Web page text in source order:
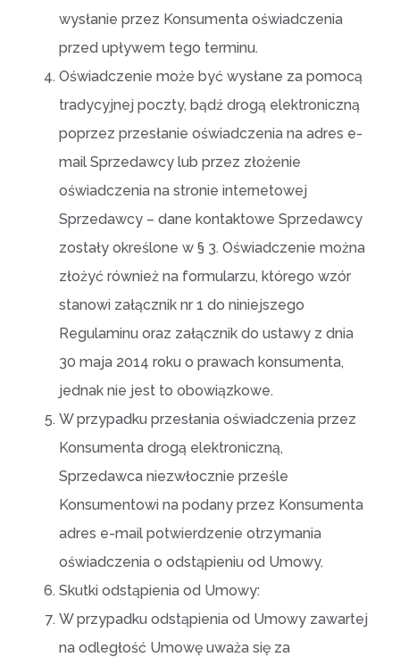
wysłanie przez Konsumenta oświadczenia
przed upływem tego terminu.
Oświadczenie może być wysłane za pomocą
tradycyjnej poczty, bądź drogą elektroniczną
poprzez przesłanie oświadczenia na adres e-
mail Sprzedawcy lub przez złożenie
oświadczenia na stronie internetowej
Sprzedawcy – dane kontaktowe Sprzedawcy
zostały określone w § 3. Oświadczenie można
złożyć również na formularzu, którego wzór
stanowi załącznik nr 1 do niniejszego
Regulaminu oraz załącznik do ustawy z dnia
30 maja 2014 roku o prawach konsumenta,
jednak nie jest to obowiązkowe.
W przypadku przesłania oświadczenia przez
Konsumenta drogą elektroniczną,
Sprzedawca niezwłocznie prześle
Konsumentowi na podany przez Konsumenta
adres e-mail potwierdzenie otrzymania
oświadczenia o odstąpieniu od Umowy.
Skutki odstąpienia od Umowy:
W przypadku odstąpienia od Umowy zawartej
na odległość Umowę uważa się za